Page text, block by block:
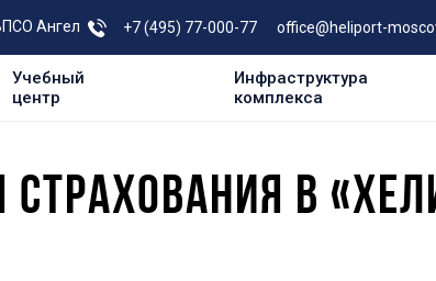
Ангел +7 (495) 77-000-77 office@heliport-
Учебный
центр
Инфраструктура
комплекса
В